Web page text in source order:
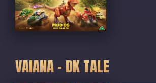
VAIANA - DK TALE